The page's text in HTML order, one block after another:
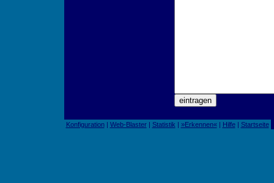
Konfiguration| Web-Blaster| Statistik | »Erkennen«| Hilfe| Startseite